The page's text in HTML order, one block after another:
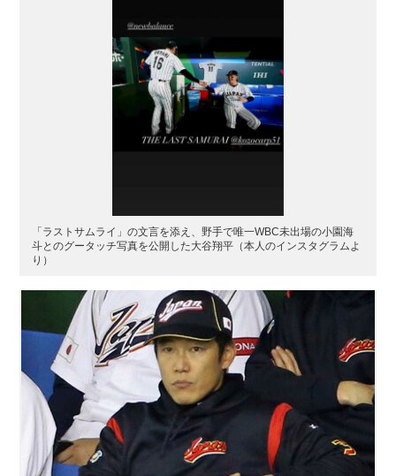
「ラストサムライ」の文言を添え、野手で唯一WBC未出場の小園海
斗とのグータッチ写真を公開した大谷翔平（本人のインスタグラムよ
り）